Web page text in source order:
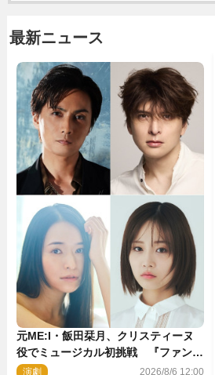
最新ニュース
元ME:I・飯田栞月、クリスティーヌ
役でミュージカル初挑戦 『ファント
ム』2027年上演
演劇 2026/8/6 12:00